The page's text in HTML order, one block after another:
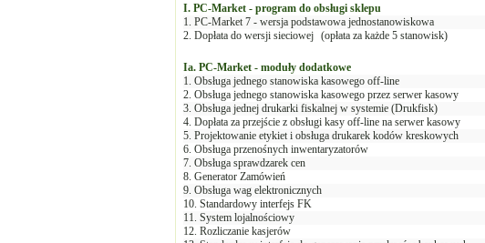
I. PC-Market - program do obsługi sklepu
1. PC-Market 7 - wersja podstawowa jednostanowiskowa
2. Dopłata do wersji sieciowej (opłata za każde 5 stanowisk)
Ia. PC-Market - moduły dodatkowe
1. Obsługa jednego stanowiska kasowego off-line
2. Obsługa jednego stanowiska kasowego przez serwer kasowy
3. Obsługa jednej drukarki fiskalnej w systemie (Drukfisk)
4. Dopłata za przejście z obsługi kasy off-line na serwer kasowy
5. Projektowanie etykiet i obsługa drukarek kodów kreskowych
6. Obsługa przenośnych inwentaryzatorów
7. Obsługa sprawdzarek cen
8. Generator Zamówień
9. Obsługa wag elektronicznych
10. Standardowy interfejs FK
11. System lojalnościowy
12. Rozliczanie kasjerów